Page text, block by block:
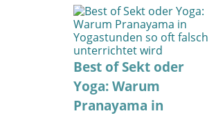
Best of Sekt oder
Yoga: Warum
Pranayama in